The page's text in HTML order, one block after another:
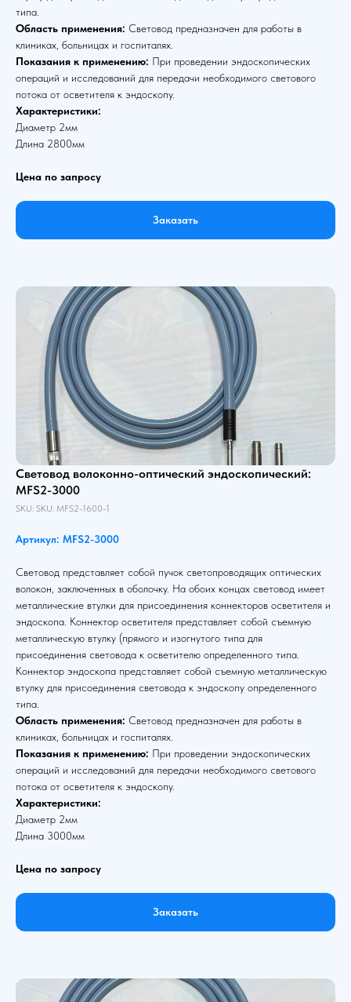
типа.
Область применения: Световод предназначен для работы в
клиниках, больницах и госпиталях.
Показания к применению: При проведении эндоскопических
операций и исследований для передачи необходимого светового
потока от осветителя к эндоскопу.
Характеристики:
Диаметр 2мм
Длина 2800мм
Цена по запросу
Заказать
Световод волоконно-оптический эндоскопический:
MFS2-3000
SKU: SKU: MFS2-1600-1
Артикул: MFS2-3000
Световод представляет собой пучок светопроводящих оптических
волокон, заключенных в оболочку. На обоих концах световод имеет
металлические втулки для присоединения коннекторов осветителя и
эндоскопа. Коннектор осветителя представляет собой съемную
металлическую втулку (прямого и изогнутого типа для
присоединения световода к осветителю определенного типа.
Коннектор эндоскопа представляет собой съемную металлическую
втулку для присоединения световода к эндоскопу определенного
типа.
Область применения: Световод предназначен для работы в
клиниках, больницах и госпиталях.
Показания к применению: При проведении эндоскопических
операций и исследований для передачи необходимого светового
потока от осветителя к эндоскопу.
Характеристики:
Диаметр 2мм
Длина 3000мм
Цена по запросу
Заказать